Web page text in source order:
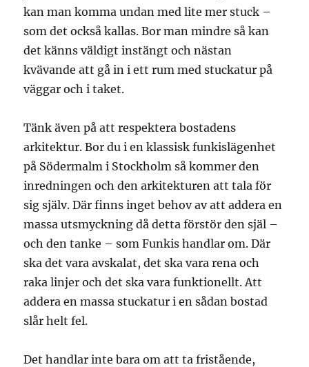
kan man komma undan med lite mer stuck –
som det också kallas. Bor man mindre så kan
det känns väldigt instängt och nästan
kvävande att gå in i ett rum med stuckatur på
väggar och i taket.
Tänk även på att respektera bostadens
arkitektur. Bor du i en klassisk funkislägenhet
på Södermalm i Stockholm så kommer den
inredningen och den arkitekturen att tala för
sig själv. Där finns inget behov av att addera en
massa utsmyckning då detta förstör den själ –
och den tanke – som Funkis handlar om. Där
ska det vara avskalat, det ska vara rena och
raka linjer och det ska vara funktionellt. Att
addera en massa stuckatur i en sådan bostad
slår helt fel.
Det handlar inte bara om att ta fristående,